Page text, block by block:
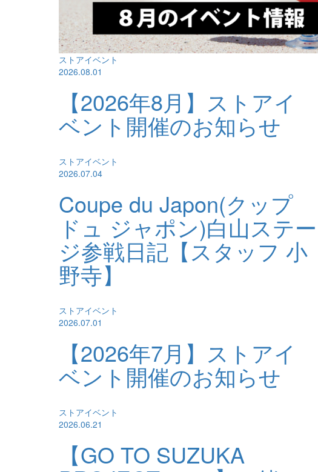
ストアイベント
2026.08.01
【2026年8月】ストアイ
ベント開催のお知らせ
ストアイベント
2026.07.04
Coupe du Japon(クップ
ドュ ジャポン)白山ステー
ジ参戦日記【スタッフ 小
野寺】
ストアイベント
2026.07.01
【2026年7月】ストアイ
ベント開催のお知らせ
ストアイベント
2026.06.21
【GO TO SUZUKA